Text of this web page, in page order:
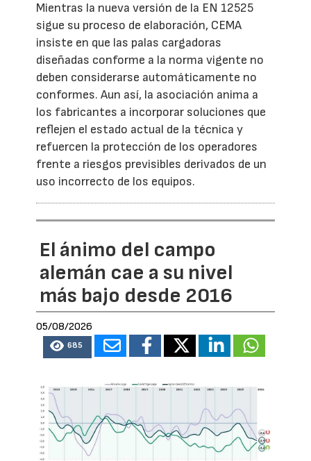
Mientras la nueva versión de la EN 12525
sigue su proceso de elaboración, CEMA
insiste en que las palas cargadoras
diseñadas conforme a la norma vigente no
deben considerarse automáticamente no
conformes. Aun así, la asociación anima a
los fabricantes a incorporar soluciones que
reflejen el estado actual de la técnica y
refuercen la protección de los operadores
frente a riesgos previsibles derivados de un
uso incorrecto de los equipos.
El ánimo del campo
alemán cae a su nivel
más bajo desde 2016
05/08/2026
685